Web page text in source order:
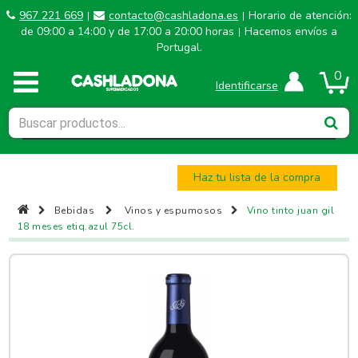
967 221 669 | contacto@cashladona.es | Horario de atención:
de 09:00 a 14:00 y de 17:00 a 20:00 horas | Hacemos envíos a
Portugal.
0
Identificarse
Haz tu lista de la compra
Bebidas Vinos y espumosos
Vino tinto juan gil
18 meses etiq.azul 75cl.